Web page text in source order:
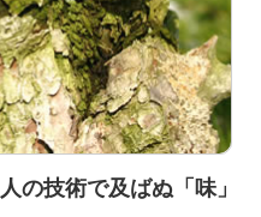
技術で及ばぬ「味」